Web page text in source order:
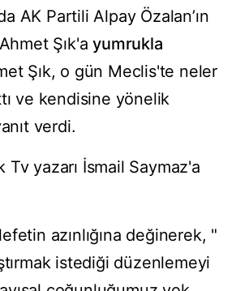
AK Partili Alpay Özalan’ın
Şık'ayumrukla
Şık, o gün Meclis'te neler
ve kendisine yönelik
verdi.
Tv yazarı İsmail Saymaz'a
azınlığına değinerek, "
istediği düzenlemeyi